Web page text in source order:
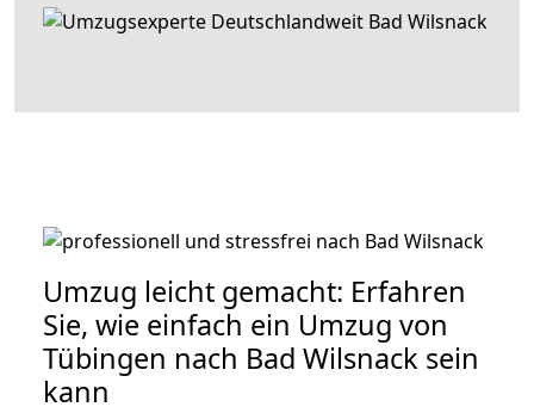
Umzug leicht gemacht: Erfahren
Sie, wie einfach ein Umzug von
Tübingen nach Bad Wilsnack sein
kann